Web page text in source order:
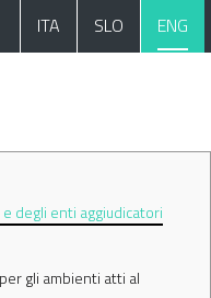
ITA SLO ENG
degli enti aggiudicatori
gli ambienti atti al